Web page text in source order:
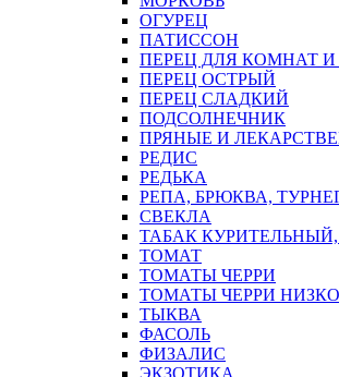
ОГУРЕЦ
ПАТИССОН
ПЕРЕЦ ДЛЯ КОМНАТ
ПЕРЕЦ ОСТРЫЙ
ПЕРЕЦ СЛАДКИЙ
ПОДСОЛНЕЧНИК
ПРЯНЫЕ И
РЕДИС
РЕДЬКА
РЕПА, БРЮКВА,
СВЕКЛА
ТАБАК
ТОМАТ
ТОМАТЫ ЧЕРРИ
ТОМАТЫ ЧЕРРИ
ТЫКВА
ФАСОЛЬ
ФИЗАЛИС
ЭКЗОТИКА